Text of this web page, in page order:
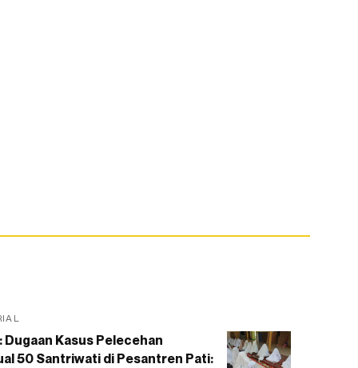
Dugaan Kasus Pelecehan
50 Santriwati di Pesantren Pati: